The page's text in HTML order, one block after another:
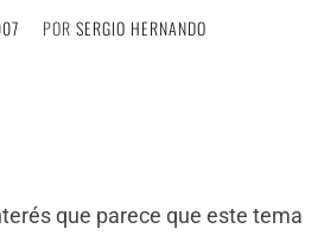
POR SERGIO HERNANDO
que parece que este tema